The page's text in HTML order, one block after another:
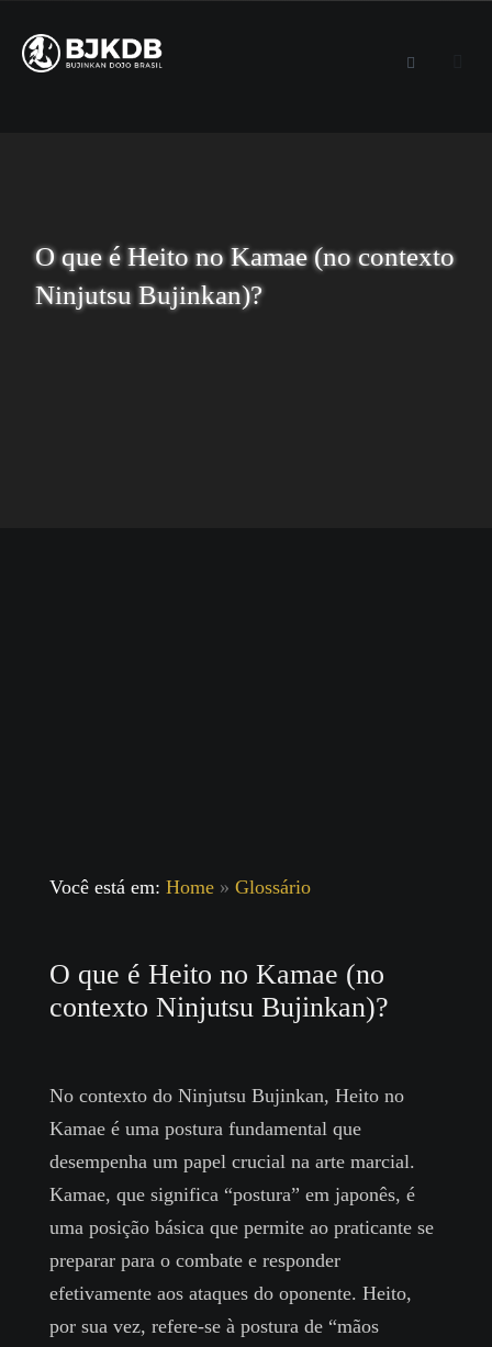
O que é Heito no Kamae (no contexto
Ninjutsu Bujinkan)?
Você está em: Home» Glossário
O que é Heito no Kamae (no
contexto Ninjutsu Bujinkan)?
No contexto do Ninjutsu Bujinkan, Heito no
Kamae é uma postura fundamental que
desempenha um papel crucial na arte marcial.
Kamae, que significa “postura” em japonês, é
uma posição básica que permite ao praticante se
preparar para o combate e responder
efetivamente aos ataques do oponente. Heito,
por sua vez, refere-se à postura de “mãos